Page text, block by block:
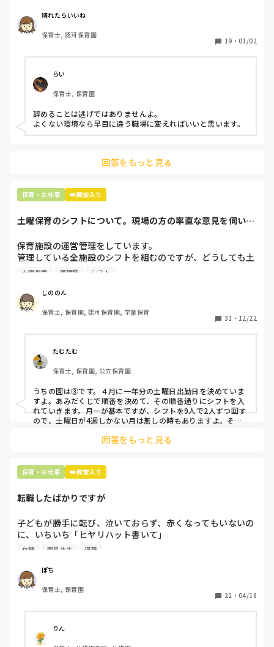
周りの職員は、勤続10年以上から何十年という先生がほとん
どです。
保護者子どもの愚痴悪口が多く、
今で言う不適切保育も
仕方ないよね
もう何も言わずに
子どもの言いなりになればいいんだね
などいう意見で…
上の先生に相談することは難しそうです。
最後の職場にしようと思っていましたが
辞めることは逃げ、と、過去辞めた人も何年も言われ続けて
います
晴れたらいいね
保育士, 認可保育園
19 ・ 01/02
らい
保育士, 保育園
辞めることは逃げではありませんよ。
よくない環境なら早目に違う職場に変えればいいと思います。
回答をもっと見る
保育・お仕事 👑殿堂入り
土曜保育のシフトについて。現場の方の率直な意見を伺いた
保育施設の運営管理をしています。
管理している全施設のシフトを組むのですが、どうしても土
曜保育だけは入れる方が少なく、いつも苦労しています。
て入職しているはずですが、いざ勤務が始まると一日も土曜
出勤が出来ない方ばかりです。
①土曜日の希望休は2日まで、と制限をかける
②毎月、必ず土曜保育に入ることのできる日を1日だけピッ
クアップしてもらう
③仮シフトが出た時、土曜出勤が難しければ自身で代わりの
人を交渉して見つけてもらう
上記のいずれかの対策を取り入れることを考えています。
土曜保育 管理職 シフト
しののん
保育士, 保育園, 認可保育園, 学童保育
31 ・ 12/22
たむたむ
保育士, 保育園, 公立保育園
うちの園は③です。４月に一年分の土曜日出勤日を決めていま
すよ。あみだくじで順番を決めて、その順番通りにシフトを入
れていきます。月一が基本ですが、シフトを9人で2人ずつ回す
ので、土曜日が4週しかない月は無しの時もありますよ。その
て貰い、主任に報告してます。
回答をもっと見る
保育・お仕事 👑殿堂入り
転職したばかりですが
子どもが勝手に転び、泣いておらず、赤くなってもいないの
に、いちいち「ヒヤリハット書いて」
と書かされ
（そう言う本人は書かない）
しかも、上司に↑この内容でも
ちゃんと考えて対策を練って書き込むようにと。
呼ばれて一緒に対策を考えさせられること多数
休憩 園長先生 退職
ぽち
保育士, 保育園
22 ・ 04/18
りん